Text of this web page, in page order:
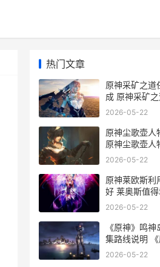
热门文章
原神采矿之道
成 原神采矿
做
2026-05-22
原神尘歌壶人
原神尘歌壶人
2026-05-22
原神莱欧斯利
好 莱奥斯值
2026-05-22
《原神》鸣
集路线说明
岛怎么进
2026-05-22